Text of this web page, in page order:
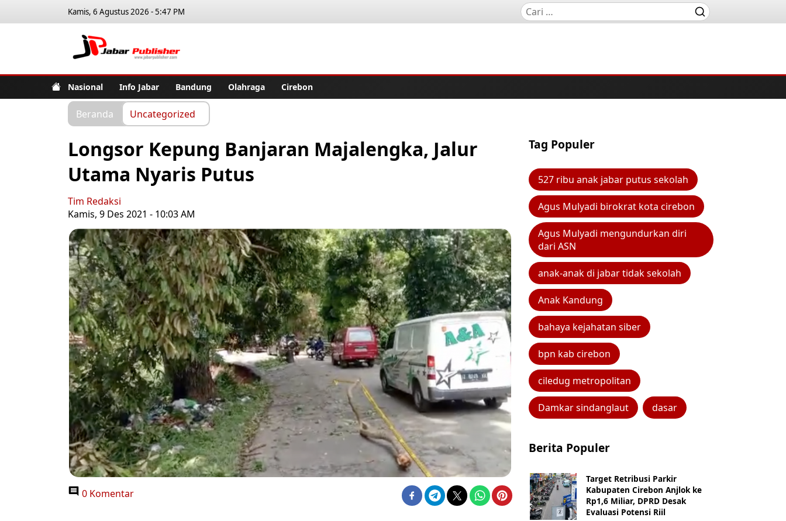
Kamis, 6 Agustus 2026 - 5:47 PM
Nasional Info Jabar Bandung Olahraga Cirebon
Beranda Uncategorized
Longsor Kepung Banjaran Majalengka, Jalur
Utama Nyaris Putus
Tim Redaksi
Kamis, 9 Des 2021 - 10:03 AM
0 Komentar
Tag Populer
527 ribu anak jabar putus sekolah
Agus Mulyadi birokrat kota cirebon
Agus Mulyadi mengundurkan diri
dari ASN
anak-anak di jabar tidak sekolah
Anak Kandung
bahaya kejahatan siber
bpn kab cirebon
ciledug metropolitan
Damkar sindanglaut dasar
Berita Populer
Target Retribusi Parkir
Kabupaten Cirebon Anjlok ke
Rp1,6 Miliar, DPRD Desak
Evaluasi Potensi Riil